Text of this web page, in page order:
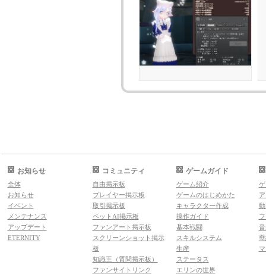
お知らせ
全体
お知らせ
イベント
メンテナンス
アップデート
ETERNITY
コミュニティ
自由掲示板
プレイヤー掲示板
取引掲示板
ペットAI掲示板
ファンアート掲示板
スクリーンショット掲示
板
知識王（質問掲示板）
ファンサイトリンク
ゲームガイド
ゲーム紹介
ゲームのはじめかた
キャラクター作成
操作ガイド
基本戦闘
スキルシステム
生産
ステータス
エリンの世界